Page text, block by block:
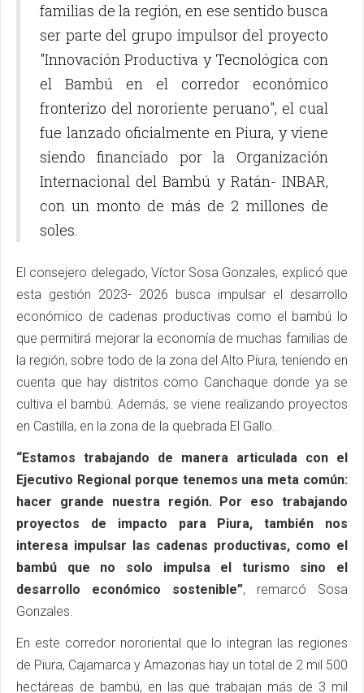
familias de la región, en ese sentido busca
ser parte del grupo impulsor del proyecto
"Innovación Productiva y Tecnológica con
el Bambú en el corredor económico
fronterizo del nororiente peruano", el cual
fue lanzado oficialmente en Piura, y viene
siendo financiado por la Organización
Internacional del Bambú y Ratán- INBAR,
con un monto de más de 2 millones de
soles.
El consejero delegado, Víctor Sosa Gonzales, explicó que
esta gestión 2023- 2026 busca impulsar el desarrollo
económico de cadenas productivas como el bambú lo
que permitirá mejorar la economía de muchas familias de
la región, sobre todo de la zona del Alto Piura, teniendo en
cuenta que hay distritos como Canchaque donde ya se
cultiva el bambú. Además, se viene realizando proyectos
en Castilla, en la zona de la quebrada El Gallo.
“Estamos trabajando de manera articulada con el
Ejecutivo Regional porque tenemos una meta común:
hacer grande nuestra región. Por eso trabajando
proyectos de impacto para Piura, también nos
interesa impulsar las cadenas productivas, como el
bambú que no solo impulsa el turismo sino el
desarrollo económico sostenible”, remarcó Sosa
Gonzales.
En este corredor nororiental que lo integran las regiones
de Piura, Cajamarca y Amazonas hay un total de 2 mil 500
hectáreas de bambú, en las que trabajan más de 3 mil